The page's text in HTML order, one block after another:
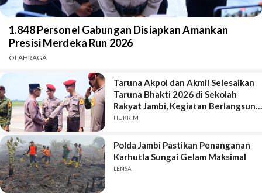
1.848 Personel Gabungan Disiapkan Amankan
Presisi Merdeka Run 2026
OLAHRAGA
Taruna Akpol dan Akmil Selesaikan
Taruna Bhakti 2026 di Sekolah
Rakyat Jambi, Kegiatan Berlangsung
Aman dan Lancar
HUKRIM
Polda Jambi Pastikan Penanganan
Karhutla Sungai Gelam Maksimal
LENSA